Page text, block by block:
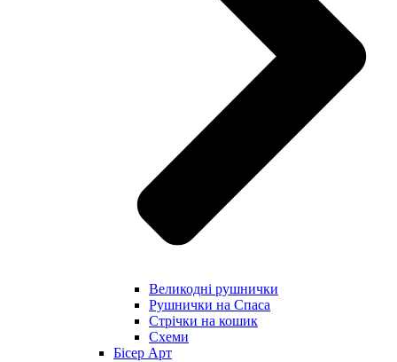
Великодні рушнички
Рушнички на Спаса
Стрічки на кошик
Схеми
Бісер Арт